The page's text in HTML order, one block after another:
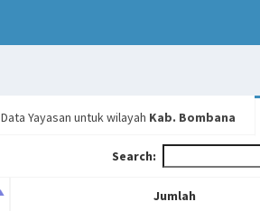
Data Yayasan untuk wilayah Kab. Bombana
Search:
Jumlah